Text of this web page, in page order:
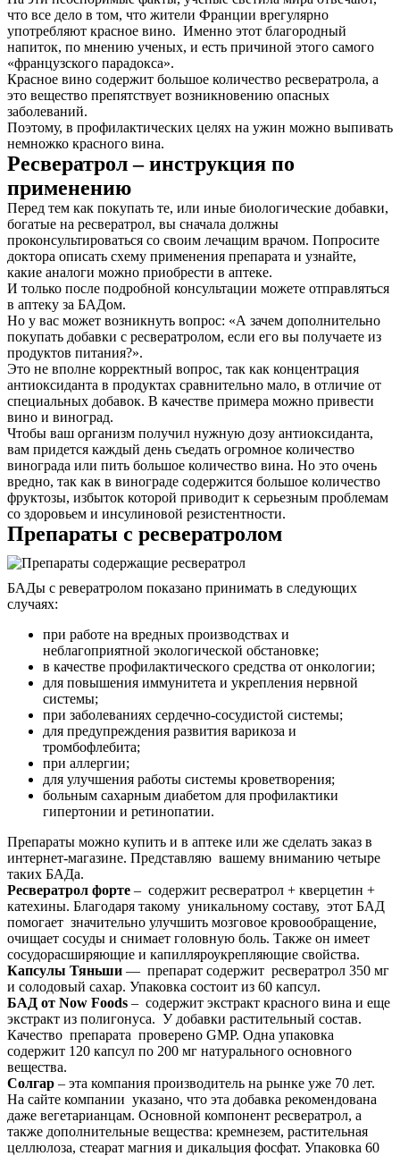
что все дело в том, что жители Франции врегулярно
употребляют красное вино. Именно этот благородный
напиток, по мнению ученых, и есть причиной этого самого
«французского парадокса».
Красное вино содержит большое количество ресвератрола, а
это вещество препятствует возникновению опасных
заболеваний.
Поэтому, в профилактических целях на ужин можно выпивать
немножко красного вина.
Ресвератрол – инструкция по
применению
Перед тем как покупать те, или иные биологические добавки,
богатые на ресвератрол, вы сначала должны
проконсультироваться со своим лечащим врачом. Попросите
доктора описать схему применения препарата и узнайте,
какие аналоги можно приобрести в аптеке.
И только после подробной консультации можете отправляться
в аптеку за БАДом.
Но у вас может возникнуть вопрос: «А зачем дополнительно
покупать добавки с ресвератролом, если его вы получаете из
продуктов питания?».
Это не вполне корректный вопрос, так как концентрация
антиоксиданта в продуктах сравнительно мало, в отличие от
специальных добавок. В качестве примера можно привести
вино и виноград.
Чтобы ваш организм получил нужную дозу антиоксиданта,
вам придется каждый день съедать огромное количество
винограда или пить большое количество вина. Но это очень
вредно, так как в винограде содержится большое количество
фруктозы, избыток которой приводит к серьезным проблемам
со здоровьем и инсулиновой резистентности.
Препараты с ресвератролом
БАДы с ревератролом показано принимать в следующих
случаях:
при работе на вредных производствах и
неблагоприятной экологической обстановке;
в качестве профилактического средства от онкологии;
для повышения иммунитета и укрепления нервной
системы;
при заболеваниях сердечно-сосудистой системы;
для предупреждения развития варикоза и
тромбофлебита;
при аллергии;
для улучшения работы системы кроветворения;
больным сахарным диабетом для профилактики
гипертонии и ретинопатии.
Препараты можно купить и в аптеке или же сделать заказ в
интернет-магазине. Представляю вашему вниманию четыре
таких БАДа.
Ресвератрол форте – содержит ресвератрол + кверцетин +
катехины. Благодаря такому уникальному составу, этот БАД
помогает значительно улучшить мозговое кровообращение,
очищает сосуды и снимает головную боль. Также он имеет
сосудорасширяющие и капилляроукрепляющие свойства.
Капсулы Тяньши — препарат содержит ресвератрол 350 мг
и солодовый сахар. Упаковка состоит из 60 капсул.
БАД от Now Foods – содержит экстракт красного вина и еще
экстракт из полигонуса. У добавки растительный состав.
Качество препарата проверено GMP. Одна упаковка
содержит 120 капсул по 200 мг натурального основного
вещества.
Солгар – эта компания производитель на рынке уже 70 лет.
На сайте компании указано, что эта добавка рекомендована
даже вегетарианцам. Основной компонент ресвератрол, а
также дополнительные вещества: кремнезем, растительная
целлюлоза, стеарат магния и дикальция фосфат. Упаковка 60